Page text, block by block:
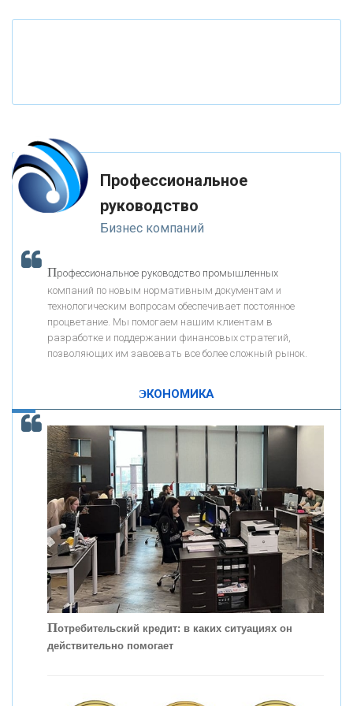
«ФК ОТКРЫТИЕ»
«ЗАПСИБКОМБАНК»
«РОСЕВРОБАНК»
«ПРЕСС-СЛУЖБА ВТБ24»
«АВТОГРАДБАНК»
ОНАС
КОНТАКТЫ
К ак Система быстрых платежей за пять лет
Профессиональное
руководство
Бизнес компаний
Профессиональное руководство промышленных
компаний по новым нормативным документам и
технологическим вопросам обеспечивает постоянное
процветание. Мы помогаем нашим клиентам в
разработке и поддержании финансовых стратегий,
позволяющих им завоевать все более сложный рынок.
ЭКОНОМИКА
Потребительский кредит: в каких ситуациях он
действительно помогает